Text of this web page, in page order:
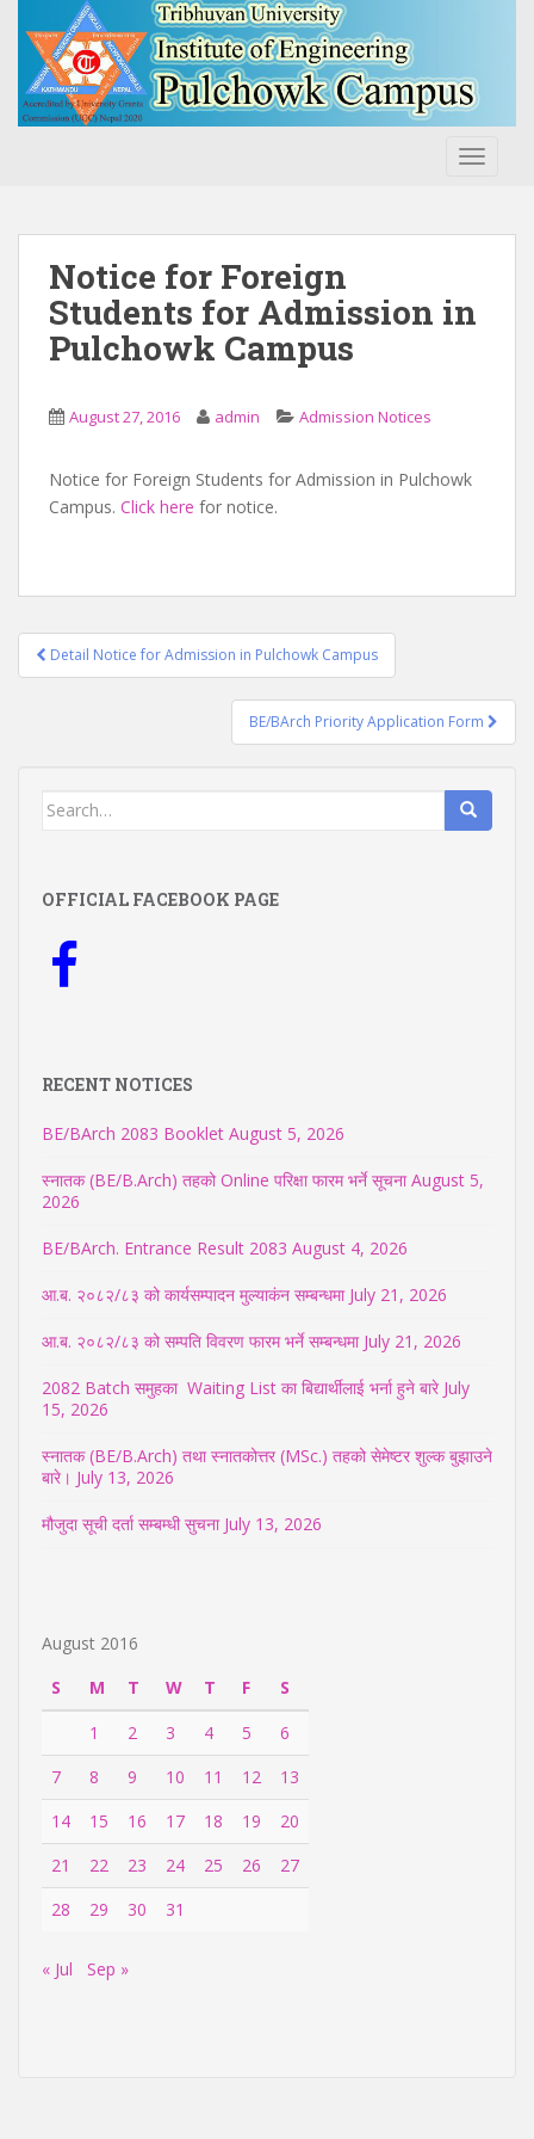
Notice for Foreign
Students for Admission in
Pulchowk Campus
August 27, 2016 admin Admission Notices
Notice for Foreign Students for Admission in Pulchowk
Campus. Click here for notice.
Post
navigation
Detail Notice for Admission in Pulchowk Campus
BE/BArch Priority Application Form
Search
OFFICIAL FACEBOOK PAGE
RECENT NOTICES
BE/BArch 2083 Booklet August 5, 2026
स्नातक (BE/B.Arch) तहको Online परिक्षा फारम भर्ने सूचना August 5,
2026
BE/BArch. Entrance Result 2083 August 4, 2026
आ.ब. २०८२/८३ को कार्यसम्पादन मुल्याकंन सम्बन्धमा July 21, 2026
आ.ब. २०८२/८३ को सम्पति विवरण फारम भर्ने सम्बन्धमा July 21, 2026
2082 Batch समुहका Waiting List का बिद्यार्थीलाई भर्ना हुने बारे July
15, 2026
स्नातक (BE/B.Arch) तथा स्नातकोत्तर (MSc.) तहको सेमेष्टर शुल्क बुझाउने
बारे। July 13, 2026
मौजुदा सूची दर्ता सम्बम्धी सुचना July 13, 2026
August 2016
S
M T W T F
S
1
2 3 4 5
6
7
8 9 10 11 12
13
14
15 16 17 18 19
20
21
22 23 24 25 26
27
28
29 30 31
« Jul Sep »